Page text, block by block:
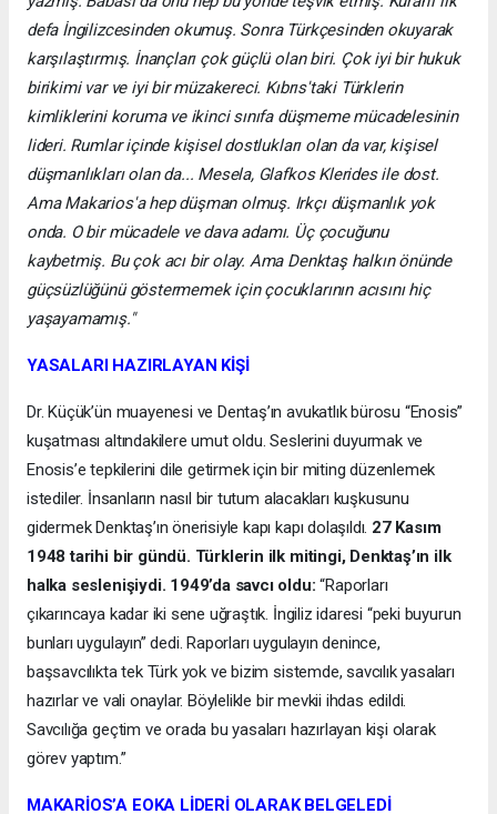
defa İngilizcesinden okumuş. Sonra Türkçesinden okuyarak
karşılaştırmış. İnançları çok güçlü olan biri. Çok iyi bir hukuk
birikimi var ve iyi bir müzakereci. Kıbrıs'taki Türklerin
kimliklerini koruma ve ikinci sınıfa düşmeme mücadelesinin
lideri. Rumlar içinde kişisel dostlukları olan da var, kişisel
düşmanlıkları olan da... Mesela, Glafkos Klerides ile dost.
Ama Makarios'a hep düşman olmuş. Irkçı düşmanlık yok
onda. O bir mücadele ve dava adamı. Üç çocuğunu
kaybetmiş. Bu çok acı bir olay. Ama Denktaş halkın önünde
güçsüzlüğünü göstermemek için çocuklarının acısını hiç
yaşayamamış."
YASALARI HAZIRLAYAN KİŞİ
Dr. Küçük’ün muayenesi ve Dentaş’ın avukatlık bürosu “Enosis”
kuşatması altındakilere umut oldu. Seslerini duyurmak ve
Enosis’e tepkilerini dile getirmek için bir miting düzenlemek
istediler. İnsanların nasıl bir tutum alacakları kuşkusunu
gidermek Denktaş’ın önerisiyle kapı kapı dolaşıldı. 27 Kasım
1948 tarihi bir gündü. Türklerin ilk mitingi, Denktaş’ın ilk
halka seslenişiydi. 1949’da savcı oldu:“Raporları
çıkarıncaya kadar iki sene uğraştık. İngiliz idaresi “peki buyurun
bunları uygulayın” dedi. Raporları uygulayın denince,
başsavcılıkta tek Türk yok ve bizim sistemde, savcılık yasaları
hazırlar ve vali onaylar. Böylelikle bir mevkii ihdas edildi.
Savcılığa geçtim ve orada bu yasaları hazırlayan kişi olarak
görev yaptım.”
MAKARİOS’A EOKA LİDERİ OLARAK BELGELEDİ